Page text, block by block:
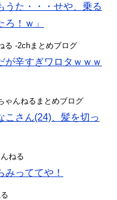
うた・・・せや、乗る
！ｗ」
る -2chまとめブログ
が辛すぎワロタｗｗｗ
ゃんねるまとめブログ
こさん(24)、髪を切っ
ねる
みっててや！